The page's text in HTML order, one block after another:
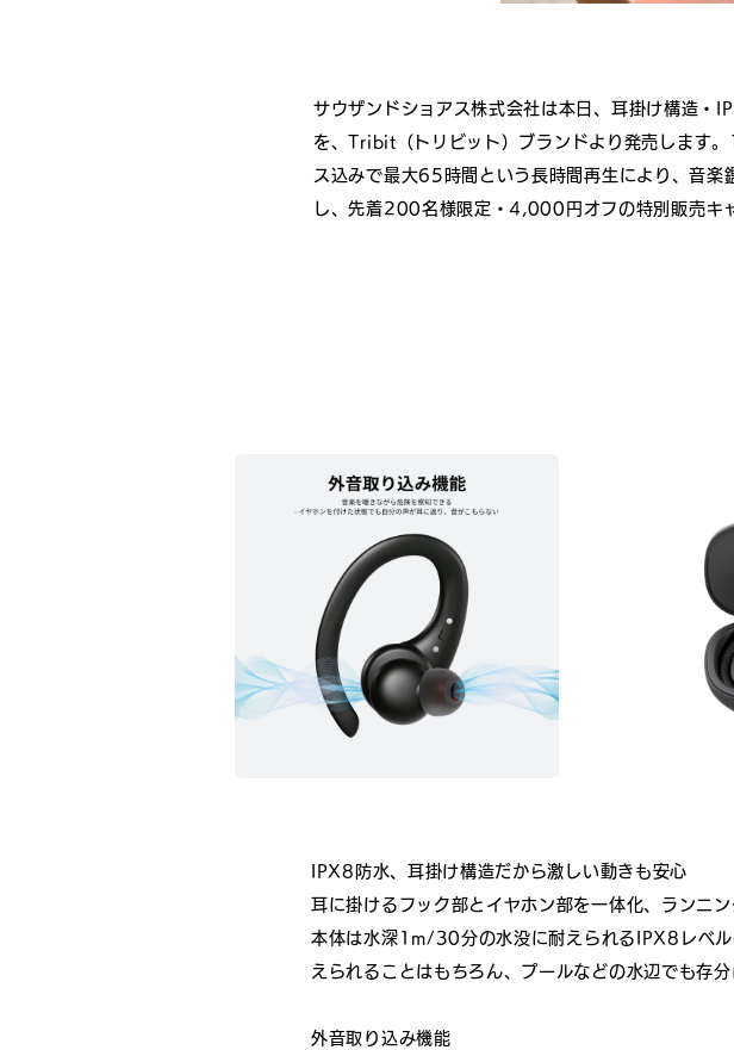
サウザンドショアス株式会社は本日、耳掛け構造
を、Tribit（トリビット）ブランドより発売します
ス込みで最大65時間という長時間再生により、音
し、先着200名様限定・4,000円オフの特別販売キ
IPX8防水、耳掛け構造だから激しい動きも安心
耳に掛けるフック部とイヤホン部を一体化、ランニ
本体は水深1m/30分の水没に耐えられるIPX8レベ
えられることはもちろん、プールなどの水辺でも存分
外音取り込み機能